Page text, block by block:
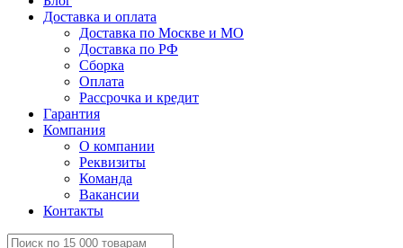
Доставка и оплата
Доставка по Москве и МО
Доставка по РФ
Сборка
Оплата
Рассрочка и кредит
Гарантия
Компания
О компании
Реквизиты
Команда
Вакансии
Контакты